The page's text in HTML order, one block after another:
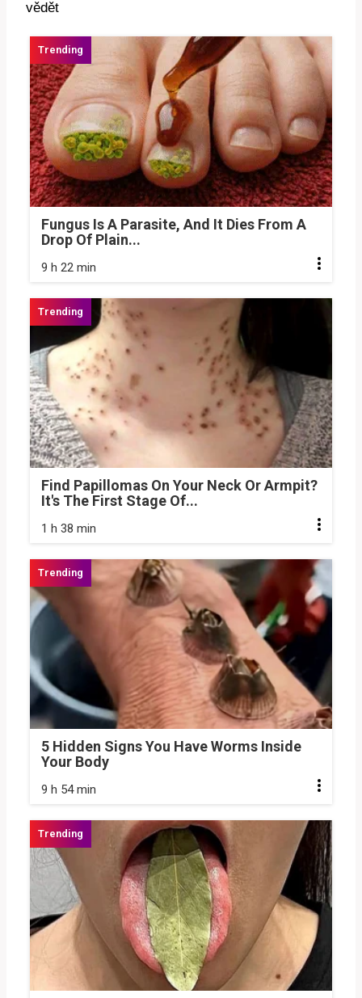
Fungus Is A Parasite, And It Dies From A
Drop Of Plain...
9 h 22 min
Find Papillomas On Your Neck Or Armpit?
It's The First Stage Of...
1 h 38 min
5 Hidden Signs You Have Worms Inside
Your Body
9 h 54 min